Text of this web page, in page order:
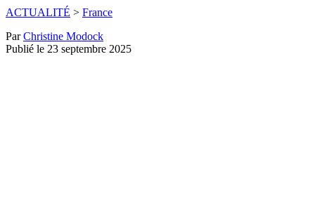
ACTUALITÉ > France
ParChristine Modock
Publié le 23 septembre 2025